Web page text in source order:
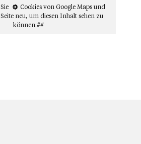
Cookies von Google Mapsund
neu, um diesen Inhalt sehen zu
können.##